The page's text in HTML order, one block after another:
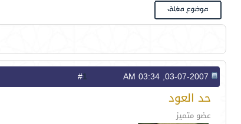
1
حد العود
عضو متميز